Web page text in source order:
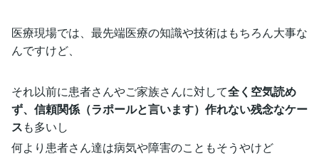
医療現場では、最先端医療の知識や技術はもちろん大事な
んですけど、
それ以前に患者さんやご家族さんに対して全く空気読め
ず、信頼関係（ラポールと言います）作れない残念なケー
スも多いし
何より患者さん達は病気や障害のこともそうやけど